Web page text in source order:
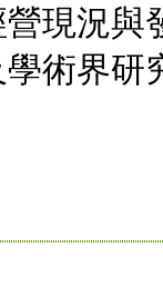
營現況與
術界研